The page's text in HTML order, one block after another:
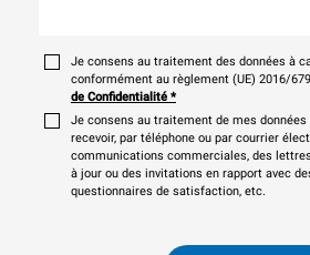
Je consens au traitement des données à
conformément au règlement (UE) 2016/
de Confidentialité *
Je consens au traitement de mes
recevoir, par téléphone ou par courrier
communications commerciales, des
à jour ou des invitations en rapport avec
questionnaires de satisfaction, etc.